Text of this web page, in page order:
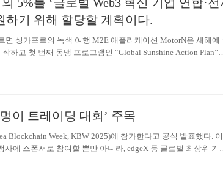
하기 위해 할당할 계획이다.
면 싱가포르의 녹색 여행 M2E 애플리케이션 MotorN은 새해에
하고 첫 번째 동맹 프로그램인 “Global Sunshine Action Plan”을
공공 복지 사업. MotorN은 향후 5년간 연간 수익의 5%를 이 프
했으며 긴급한…
이 트레이딩 대회’ 주목
Blockchain Week, KBW 2025)에 참가한다고 공식 발표했다. 이
에 스폰서로 참여할 뿐만 아니라, edgeX 등 글로벌 최상위 기관
장소: 222 Bongeunsa-ro, 강남구, 서울링